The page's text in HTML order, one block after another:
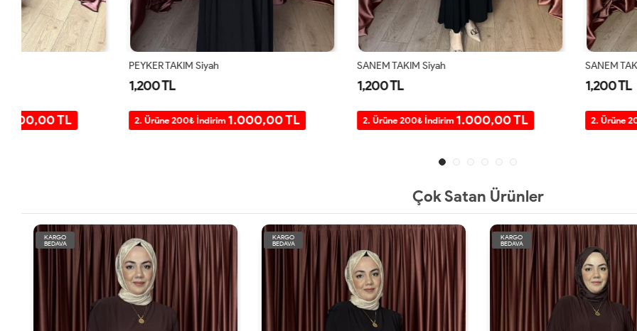
2. Ürüne 200₺ İndirim 1.000,00 TL 2. Ürüne 200₺ İndirim 1.000,00 TL
SANEM TAKIM Lacivert
2. Ürüne 200₺ İndirim
Çok Satan Ürünler
KARGO
BEDAVA
KARGO
BEDAVA
KARGO
BEDAVA